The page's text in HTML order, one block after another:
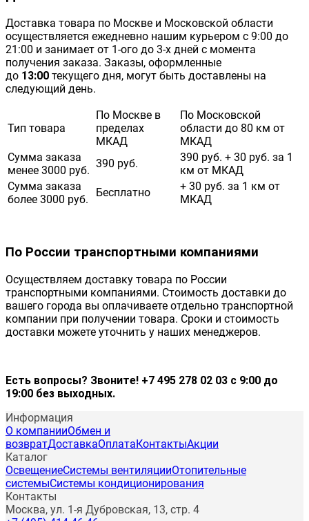
Доставка товара по Москве и Московской области
осуществляется ежедневно нашим курьером с 9:00 до
21:00 и занимает от 1-ого до 3-х дней с момента
получения заказа. Заказы, оформленные
до 13:00 текущего дня, могут быть доставлены на
следующий день.
Тип товара
По Москве в
пределах
МКАД
По Московской
области до 80 км от
МКАД
Сумма заказа
менее 3000 руб.
390 руб.
390 руб. + 30 руб. за 1
км от МКАД
Сумма заказа
более 3000 руб.
Бесплатно
+ 30 руб. за 1 км от
МКАД
По России транспортными компаниями
Осуществляем доставку товара по России
транспортными компаниями. Стоимость доставки до
вашего города вы оплачиваете отдельно транспортной
компании при получении товара. Сроки и стоимость
доставки можете уточнить у наших менеджеров.
Есть вопросы? Звоните! +7 495 278 02 03 с 9:00 до
19:00 без выходных.
Информация
О компанииОбмен и
возвратДоставкаОплата КонтактыАкции
Каталог
ОсвещениеСистемы вентиляцииОтопительные
системыСистемы кондиционирования
Контакты
Москва, ул. 1-я Дубровская, 13, стр. 4